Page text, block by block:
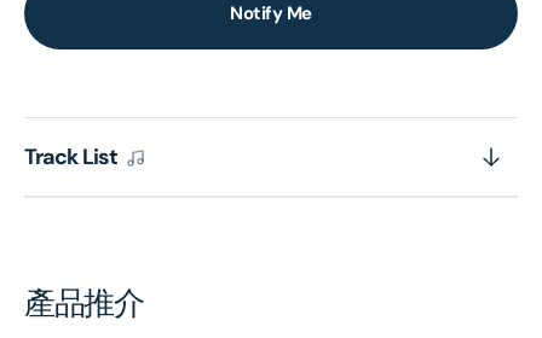
Notify Me
Track List
產品推介